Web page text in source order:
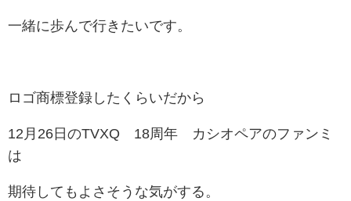
一緒に歩んで行きたいです。
ロゴ商標登録したくらいだから
12月26日のTVXQ 18周年 カシオペアのファンミ
は
期待してもよさそうな気がする。